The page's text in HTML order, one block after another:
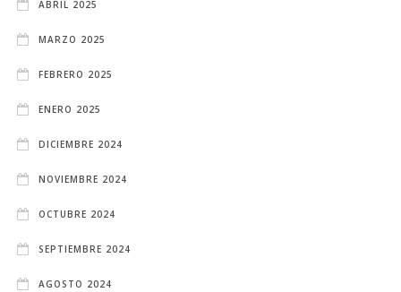
ABRIL 2025
MARZO 2025
FEBRERO 2025
ENERO 2025
DICIEMBRE 2024
NOVIEMBRE 2024
OCTUBRE 2024
SEPTIEMBRE 2024
AGOSTO 2024